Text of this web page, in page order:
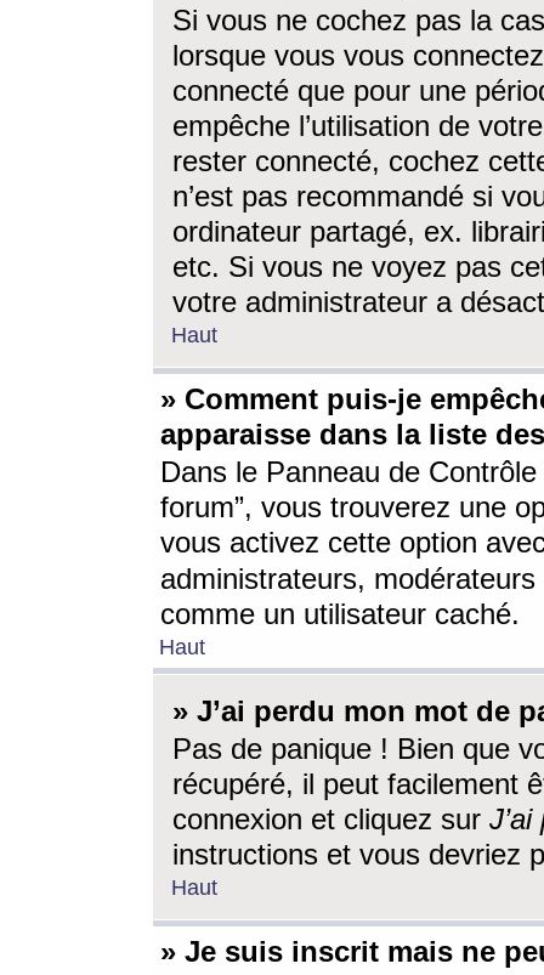
Si vous ne cochez pas la
lorsque vous vous
connecté que pour une
empêche l’utilisation de
rester connecté, cochez
n’est pas recommandé si
ordinateur partagé, ex.
etc. Si vous ne voyez pas
votre administrateur a
Haut
» Comment puis-je
apparaisse dans la liste
Dans le Panneau de
forum”, vous trouverez une
vous activez cette option
administrateurs,
comme un utilisateur caché.
Haut
» J’ai perdu mon mot de
Pas de panique ! Bien que
récupéré, il peut facilement
connexion et cliquez sur
instructions et vous devriez
Haut
» Je suis inscrit mais ne